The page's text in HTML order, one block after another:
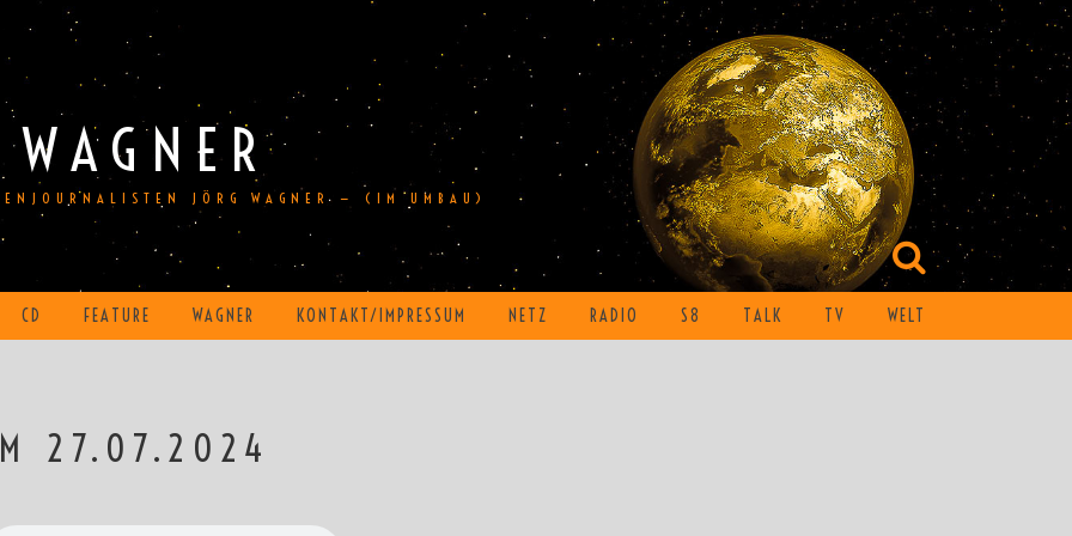
JÖRG WAGNER — (IM UMBAU)
CD FEATURE WAGNER KONTAKT/IMPRESSUM NETZ RADIO S8 TALK TV WELT
27.07.2024